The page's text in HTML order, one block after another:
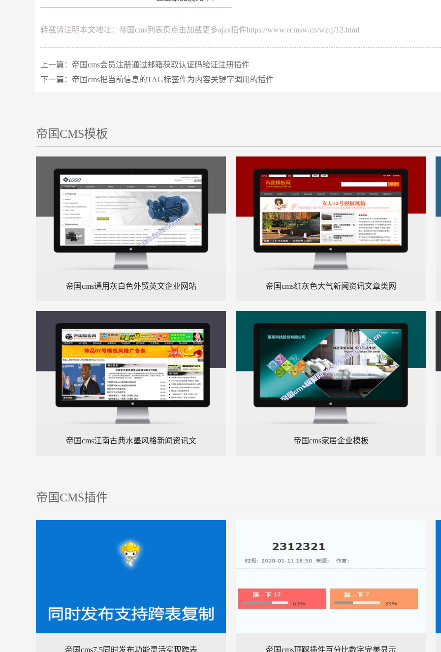
转载请注明本文地址： 帝国cms列表页点击加载更多ajax插件https://www.ecmsw.cn/wzcj/12.html
上一篇： 帝国cms会员注册通过邮箱获取认证码验证注册插件
下一篇： 帝国cms把当前信息的TAG标签作为内容关键字调用的插件
帝国CMS模板
帝国cms通用灰白色外贸英文企业网站 帝国cms红灰色大气新闻资讯文章类网
帝国cms江南古典水墨风格新闻资讯文 帝国cms家居企业模板
帝国CMS插件
帝国cms7.5同时发布功能灵活实现跨表 帝国cms顶踩插件百分比数字完美显示